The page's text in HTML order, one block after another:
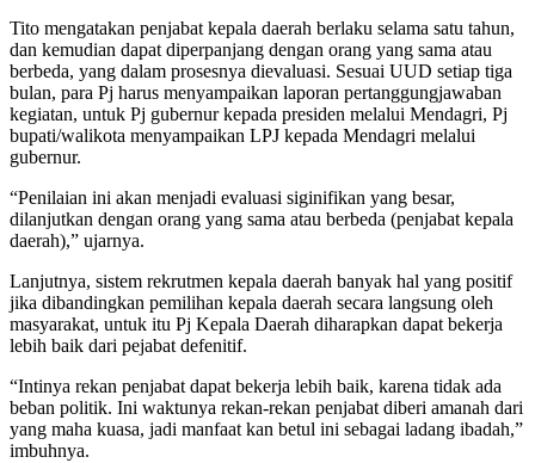
Tito mengatakan penjabat kepala daerah berlaku selama satu tahun,
dan kemudian dapat diperpanjang dengan orang yang sama atau
berbeda, yang dalam prosesnya dievaluasi. Sesuai UUD setiap tiga
bulan, para Pj harus menyampaikan laporan pertanggungjawaban
kegiatan, untuk Pj gubernur kepada presiden melalui Mendagri, Pj
bupati/walikota menyampaikan LPJ kepada Mendagri melalui
gubernur.
“Penilaian ini akan menjadi evaluasi siginifikan yang besar,
dilanjutkan dengan orang yang sama atau berbeda (penjabat kepala
daerah),” ujarnya.
Lanjutnya, sistem rekrutmen kepala daerah banyak hal yang positif
jika dibandingkan pemilihan kepala daerah secara langsung oleh
masyarakat, untuk itu Pj Kepala Daerah diharapkan dapat bekerja
lebih baik dari pejabat defenitif.
“Intinya rekan penjabat dapat bekerja lebih baik, karena tidak ada
beban politik. Ini waktunya rekan-rekan penjabat diberi amanah dari
yang maha kuasa, jadi manfaat kan betul ini sebagai ladang ibadah,”
imbuhnya.